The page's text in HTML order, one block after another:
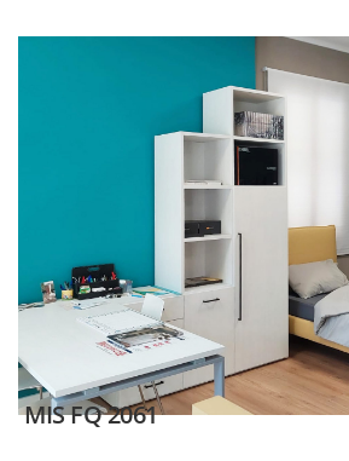
MIS FQ 2061